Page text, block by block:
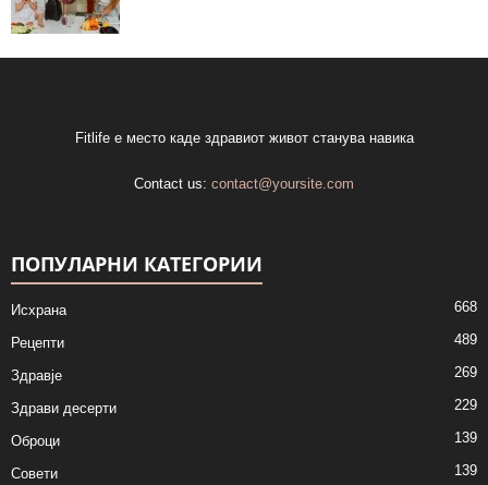
Fitlife е место каде здравиот живот станува навика
Contact us: contact@yoursite.com
ПОПУЛАРНИ КАТЕГОРИИ
Исхрана 668
Рецепти 489
Здравје 269
Здрави десерти 229
Оброци 139
Совети 139